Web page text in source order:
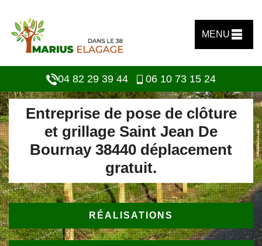
MENU
04 82 29 39 44 06 10 73 15 24
Entreprise de pose de clôture
et grillage Saint Jean De
Bournay 38440 déplacement
gratuit.
RÉALISATIONS